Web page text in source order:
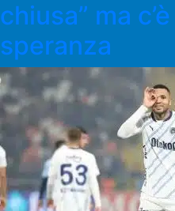
chiusa” ma
speranza